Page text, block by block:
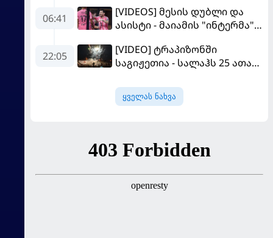
მომავალი გადაწყდა
06:41
[VIDEOS] მესის დუბლი და
ასისტი - მაიამის "ინტერმა"
22:05
[VIDEO] ტრაპიზონში
საგიჟეთია - სალაჰს 25 ათასი
ყველას ნახვა